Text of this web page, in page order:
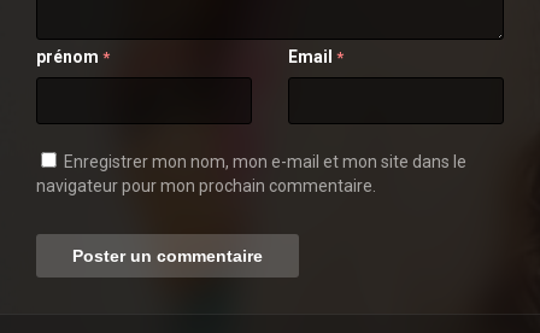
prénom * Email *
Enregistrer mon nom, mon e-mail et mon site dans le
navigateur pour mon prochain commentaire.